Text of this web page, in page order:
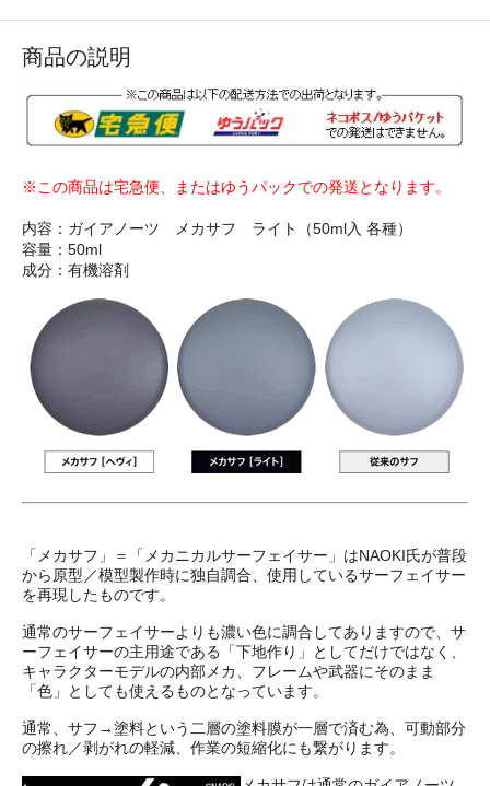
商品の説明
※この商品は宅急便、またはゆうパックでの発送となります。
内容：ガイアノーツ メカサフ ライト（50ml入 各種）
容量：50ml
成分：有機溶剤
「メカサフ」＝「メカニカルサーフェイサー」はNAOKI氏が普段
から原型／模型製作時に独自調合、使用しているサーフェイサー
を再現したものです。
通常のサーフェイサーよりも濃い色に調合してありますので、サ
ーフェイサーの主用途である「下地作り」としてだけではなく、
キャラクターモデルの内部メカ、フレームや武器にそのまま
「色」としても使えるものとなっています。
通常、サフ→塗料という二層の塗料膜が一層で済む為、可動部分
の擦れ／剥がれの軽減、作業の短縮化にも繋がります。